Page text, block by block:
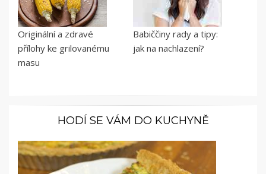
Originální a zdravé
přílohy ke grilovanému
masu
Babiččiny rady a tipy:
jak na nachlazení?
HODÍ SE VÁM DO KUCHYNĚ